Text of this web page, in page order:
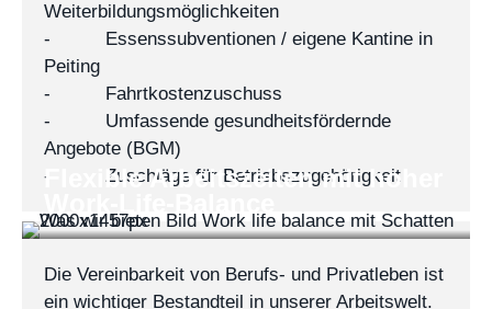
Weiterbildungsmöglichkeiten
- Essenssubventionen / eigene Kantine in
Peiting
- Fahrtkostenzuschuss
- Umfassende gesundheitsfördernde
Angebote (BGM)
- Zuschläge für Betriebszugehörigkeit
Flexible Arbeitszeiten mit hoher
Die Vereinbarkeit von Berufs- und Privatleben ist
ein wichtiger Bestandteil in unserer Arbeitswelt.